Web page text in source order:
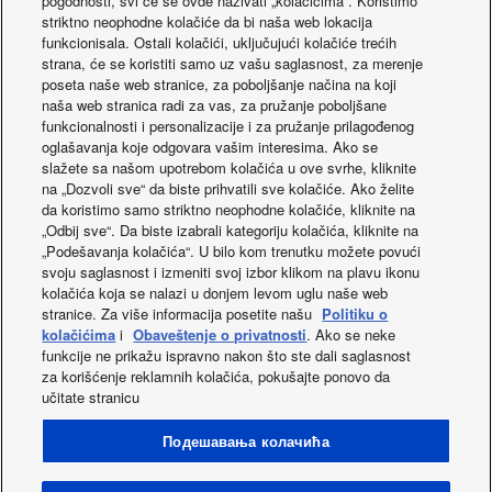
(hlađenje)
Spoljna jedinica
protok vazduha
(grejanje)
m³/min 45
Spoljna zvučni
pritisak (hladno -Hi)
dB(A)
45
Spoljna zvučni
pritisak (toplo - Hi)
dB(A)
48
Spoljna zvučna
snaga (hladno- Hi)
dB(A)
64
Spoljna zvučna
snaga (toplo - Hi)
dB(A)
Spoljna jedinica-
dimenzija (visina)
mm
695
Spoljna jedinica
dimenzija (širina)
mm
875
Spoljna jedinica
dimenzija (dubina)
mm
320
Spoljna jedinica-
kg 43
Prečnik cevi (tečni)
Inch
1/4 (6,35)
Nova 4-smerna 90x90
kaseta - PU3
New PACi R32
Refrigerant Gas
Facebook Instagram Youtube
LinkedIn
Kontakt
Politika privatnosti
Politika korišćenja kolačića
Data act
striktno neophodne kolačiće da bi naša web lokacija
funkcionisala. Ostali kolačići, uključujući kolačiće trećih
strana, će se koristiti samo uz vašu saglasnost, za merenje
poseta naše web stranice, za poboljšanje načina na koji
naša web stranica radi za vas, za pružanje poboljšane
funkcionalnosti i personalizacije i za pružanje prilagođenog
oglašavanja koje odgovara vašim interesima. Ako se
slažete sa našom upotrebom kolačića u ove svrhe, kliknite
na „Dozvoli sve“ da biste prihvatili sve kolačiće. Ako želite
da koristimo samo striktno neophodne kolačiće, kliknite na
„Odbij sve“. Da biste izabrali kategoriju kolačića, kliknite na
„Podešavanja kolačića“. U bilo kom trenutku možete povući
svoju saglasnost i izmeniti svoj izbor klikom na plavu ikonu
kolačića koja se nalazi u donjem levom uglu naše web
stranice. Za više informacija posetite našu Politiku o
kolačićima i Obaveštenje o privatnosti. Ako se neke
funkcije ne prikažu ispravno nakon što ste dali saglasnost
za korišćenje reklamnih kolačića, pokušajte ponovo da
učitate stranicu
Подешавања колачића